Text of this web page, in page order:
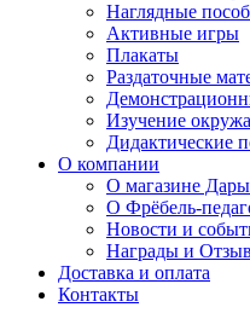
Наглядные
Активные игры
Плакаты
Раздаточные
Изучение
Дидактические
О компании
О магазине
О Фрёбель-
Новости и
Награды и
Доставка и оплата
Контакты